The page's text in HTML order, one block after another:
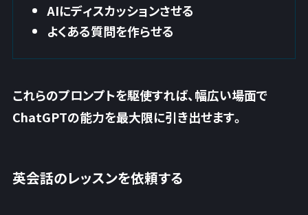
AIにディスカッションさせる
よくある質問を作らせる
これらのプロンプトを駆使すれば、幅広い場面で
ChatGPTの能力を最大限に引き出せます。
英会話のレッスンを依頼する